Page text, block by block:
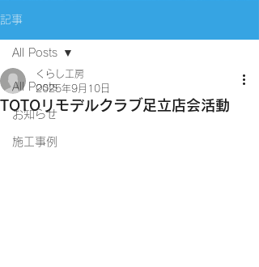
記事
All Posts
お知らせ
施工事例
All Posts
TOTOリモデルクラブ足立店会活動
くらし工房
2025年9月10日